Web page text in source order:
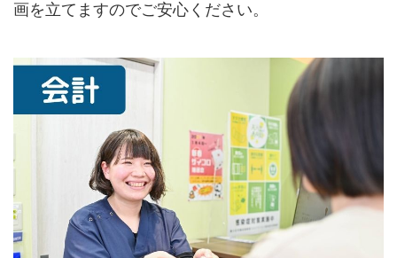
画を立てますのでご安心ください。